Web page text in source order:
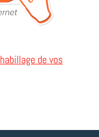
habillage de vos